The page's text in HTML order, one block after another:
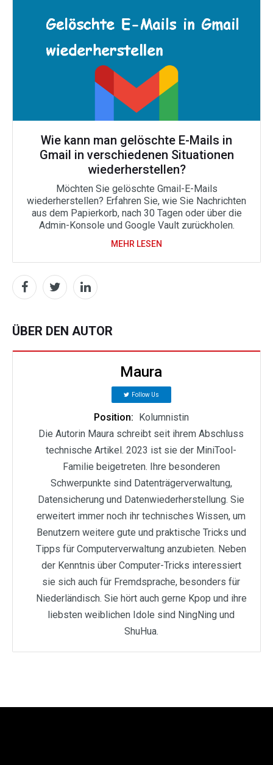
Wie kann man gelöschte E-Mails in
Gmail in verschiedenen Situationen
wiederherstellen?
Möchten Sie gelöschte Gmail-E-Mails
wiederherstellen? Erfahren Sie, wie Sie Nachrichten
aus dem Papierkorb, nach 30 Tagen oder über die
Admin-Konsole und Google Vault zurückholen.
MEHR LESEN
ÜBER DEN AUTOR
Maura
Follow Us
Position:
Kolumnistin
Die Autorin Maura schreibt seit ihrem Abschluss
technische Artikel. 2023 ist sie der MiniTool-
Familie beigetreten. Ihre besonderen
Schwerpunkte sind Datenträgerverwaltung,
Datensicherung und Datenwiederherstellung. Sie
erweitert immer noch ihr technisches Wissen, um
Benutzern weitere gute und praktische Tricks und
Tipps für Computerverwaltung anzubieten. Neben
der Kenntnis über Computer-Tricks interessiert
sie sich auch für Fremdsprache, besonders für
Niederländisch. Sie hört auch gerne Kpop und ihre
liebsten weiblichen Idole sind NingNing und
ShuHua.